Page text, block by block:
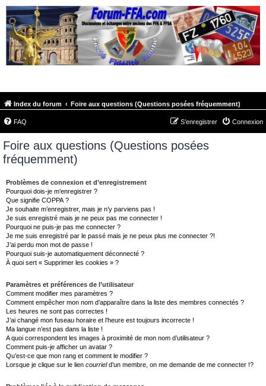
Index du forum Foire aux questions (Questions posées fréquemment)
FAQ Connexion
S’enregistrer
Foire aux questions (Questions posées
fréquemment)
Problèmes de connexion et d’enregistrement
Pourquoi dois-je m’enregistrer ?
Que signifie COPPA ?
Je souhaite m’enregistrer, mais je n’y parviens pas !
Je suis enregistré mais je ne peux pas me connecter !
Pourquoi ne puis-je pas me connecter ?
Je me suis enregistré par le passé mais je ne peux plus me connecter ?!
J’ai perdu mon mot de passe !
Pourquoi suis-je automatiquement déconnecté ?
À quoi sert « Supprimer les cookies » ?
Paramètres et préférences de l’utilisateur
Comment modifier mes paramètres ?
Comment empêcher mon nom d’apparaître dans la liste des membres connectés ?
Les heures ne sont pas correctes !
J’ai changé mon fuseau horaire et l’heure est toujours incorrecte !
Ma langue n’est pas dans la liste !
A quoi correspondent les images à proximité de mon nom d’utilisateur ?
Comment puis-je afficher un avatar ?
Qu’est-ce que mon rang et comment le modifier ?
Lorsque je clique sur le lien courrield’un membre, on me demande de me connecter !?